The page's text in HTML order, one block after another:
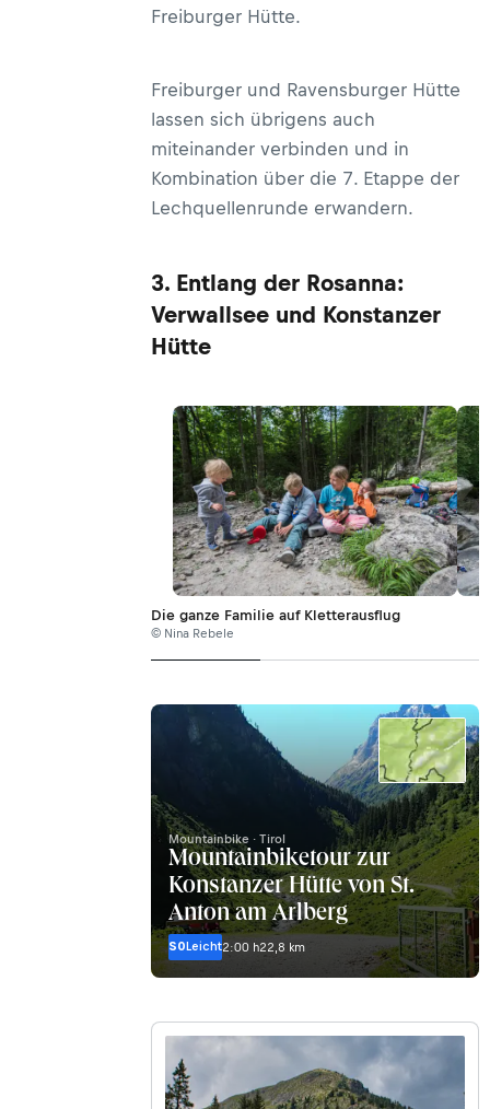
Freiburger Hütte.
Freiburger und Ravensburger Hütte
lassen sich übrigens auch
miteinander verbinden und in
Kombination über die 7. Etappe der
Lechquellenrunde erwandern.
3. Entlang der Rosanna:
Verwallsee und Konstanzer
Hütte
Die ganze Familie auf Kletterausflug
© Nina Rebele
Mountainbike · Tirol
Mountainbiketour zur
Konstanzer Hütte von St.
Anton am Arlberg
S0Leicht2:00 h22,8 km